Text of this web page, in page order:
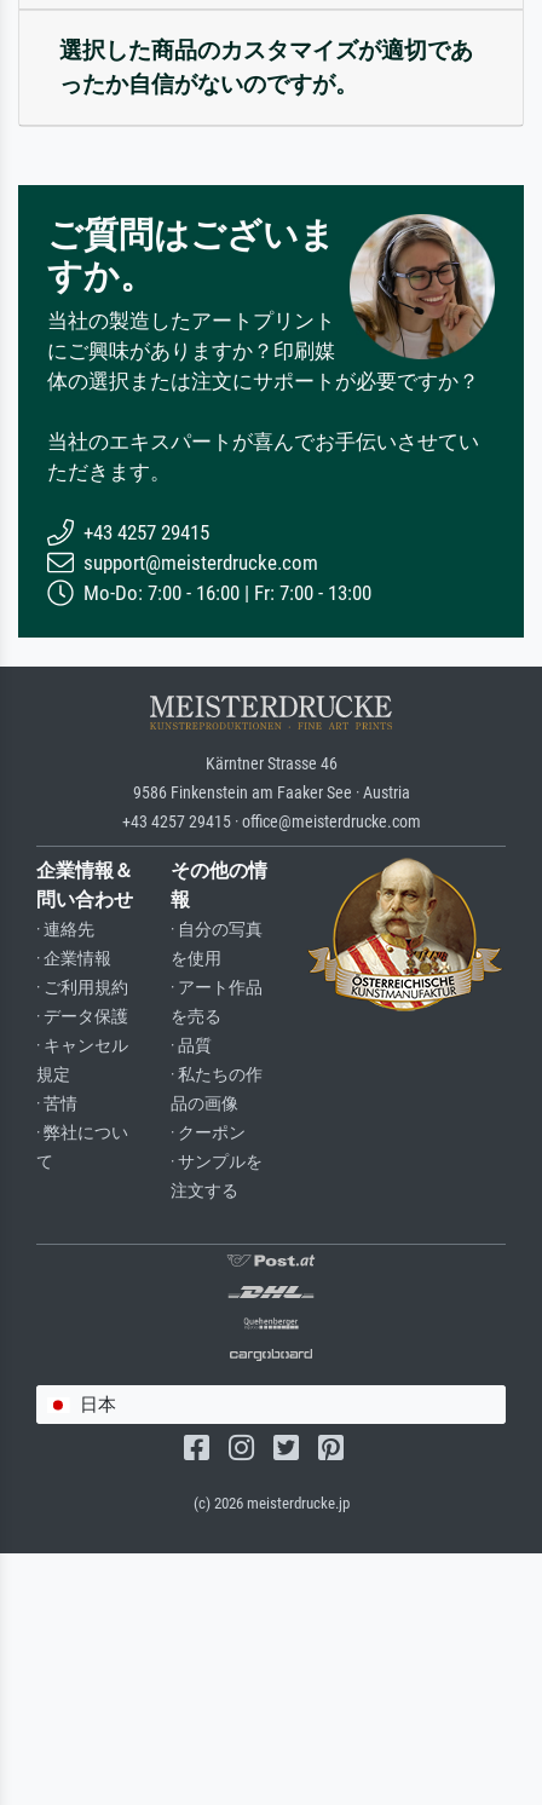
選択した商品のカスタマイズが適切であ
ったか自信がないのですが。
ご質問はございま
すか。
当社の製造したアートプリント
にご興味がありますか？印刷媒
体の選択または注文にサポートが必要ですか？
当社のエキスパートが喜んでお手伝いさせてい
ただきます。
+43 4257 29415
support@meisterdrucke.com
Mo-Do: 7:00 - 16:00 | Fr: 7:00 - 13:00
Kärntner Strasse 46
9586 Finkenstein am Faaker See · Austria
+43 4257 29415 · office@meisterdrucke.com
企業情報＆
問い合わせ
· 連絡先
· 企業情報
· ご利用規約
· データ保護
· キャンセル
規定
· 苦情
· 弊社につい
て
その他の情
報
· 自分の写真
を使用
· アート作品
を売る
· 品質
· 私たちの作
品の画像
· クーポン
· サンプルを
注文する
日本
(c) 2026 meisterdrucke.jp